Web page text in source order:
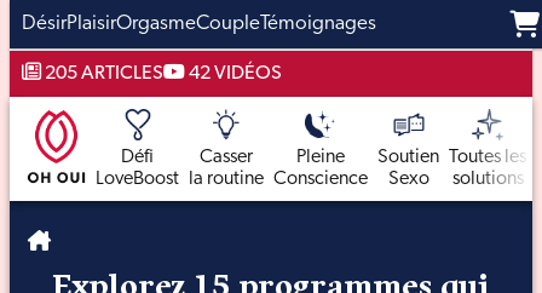
Aller
au
contenu
DésirPlaisirOrgasmeCouple Témoignages
205 ARTICLES 42 VIDÉOS
Défi
LoveBoost
Casser
la routine
Pleine
Conscience
Soutien
Sexo
Toutes les
solutions